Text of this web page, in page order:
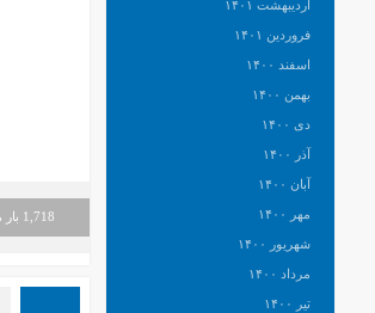
1,718 بار مشاهده
اردیبهشت ۱۴۰۱
فروردین ۱۴۰۱
اسفند ۱۴۰۰
بهمن ۱۴۰۰
دی ۱۴۰۰
آذر ۱۴۰۰
آبان ۱۴۰۰
مهر ۱۴۰۰
شهریور ۱۴۰۰
مرداد ۱۴۰۰
تیر ۱۴۰۰